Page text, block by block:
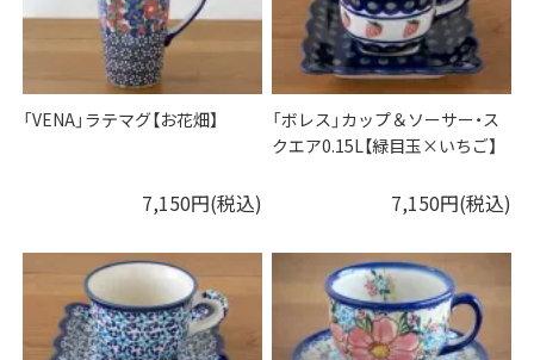
「VENA」ラテマグ【お花畑】
7,150円(税込)
「ボレス」カップ＆ソーサー・ス
クエア0.15L【緑目玉×いちご】
7,150円(税込)